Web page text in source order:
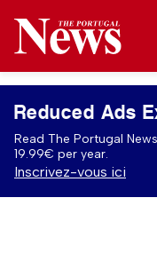
Reduced Ads
Read The Portugal
19.99€ per year.
Inscrivez-vous ici